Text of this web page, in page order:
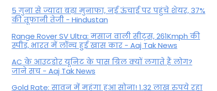
5 गुना से ज्यादा बढ़ा मुनाफा, नई ऊंचाई पर पहुंचे शेयर, 37%
की तूफानी तेजी - Hindustan
Range Rover SV Ultra: मसाज वाली सीट्स, 261Kmph की
स्पीड, भारत में लॉन्च हुई खास कार - Aaj Tak News
AC के आउटडोर यूनिट के पास ग्रिल क्यों लगाते हैं लोग?
जाने सच - Aaj Tak News
Gold Rate: सावन में महंगा हुआ सोना! 1.32 लाख रुपये रहा